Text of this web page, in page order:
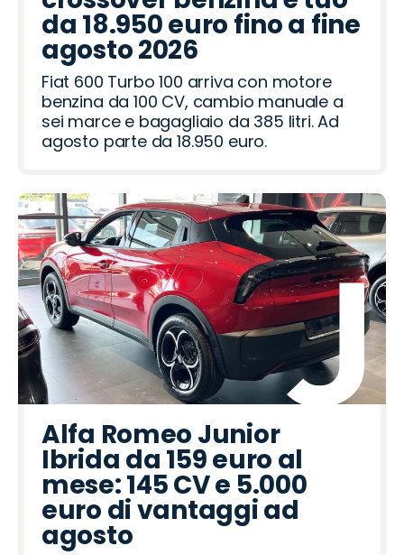
o
t
a
i
o
ë
n
o
m
e
o
o
v
e
r
a
h
da 18.950 euro fino a fine
agosto 2026
Fiat 600 Turbo 100 arriva con motore
benzina da 100 CV, cambio manuale a
sei marce e bagagliaio da 385 litri. Ad
agosto parte da 18.950 euro.
Alfa Romeo Junior
Ibrida da 159 euro al
mese: 145 CV e 5.000
euro di vantaggi ad
agosto